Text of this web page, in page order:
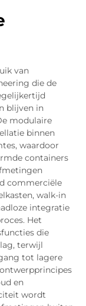
van
die de
blijven in
modulaire
binnen
waardoor
containers
commerciële
walk-in
integratie
Het
die
terwijl
tot lagere
en
wordt